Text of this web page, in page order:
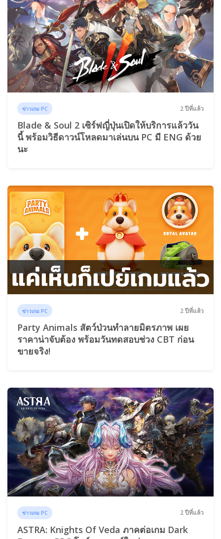
ข่าวเกม PC 2 ปีที่แล้ว
Blade & Soul 2 เซิร์ฟญี่ปุ่นเปิดให้บริการแล้ววัน
นี้ พร้อมวิธีดาวน์โหลดมาเล่นบน PC มี ENG ด้วย
นะ
ข่าวเกม PC 2 ปีที่แล้ว
Party Animals สัตว์ป่วนทำลายมิตรภาพ เผย
ราคาน่าจับต้อง พร้อมวันทดสอบช่วง CBT ก่อน
ขายจริง!
ข่าวเกม PC 2 ปีที่แล้ว
ASTRA: Knights Of Veda ภาคต่อเกม Dark